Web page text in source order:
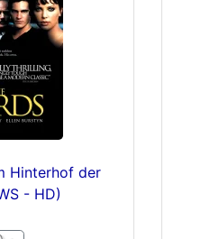
Hinterhof der
- HD)